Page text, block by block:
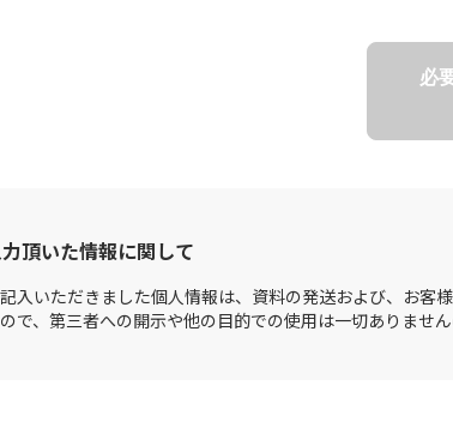
必
頂いた情報に関して
入いただきました個人情報は、資料の発送および、お客
で、第三者への開示や他の目的での使用は一切ありませ